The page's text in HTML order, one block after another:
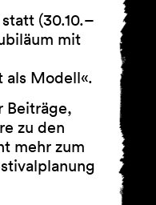
statt (30.10.–
mit
als Modell«.
Beiträge,
zu den
mehr zum